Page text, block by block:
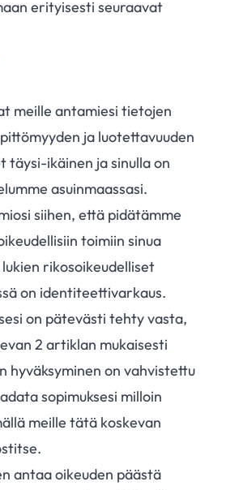
erityisesti seuraavat
meille antamiesi tietojen
ja luotettavuuden
täysi-ikäinen ja sinulla on
asuinmaassasi.
siihen, että pidätämme
toimiin sinua
rikosoikeudelliset
on identiteettivarkaus.
on pätevästi tehty vasta,
2 artiklan mukaisesti
hyväksyminen on vahvistettu
sopimuksesi milloin
meille tätä koskevan
antaa oikeuden päästä